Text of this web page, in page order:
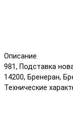
Описание
981, Подставка
14200, Бренеран,
Технические